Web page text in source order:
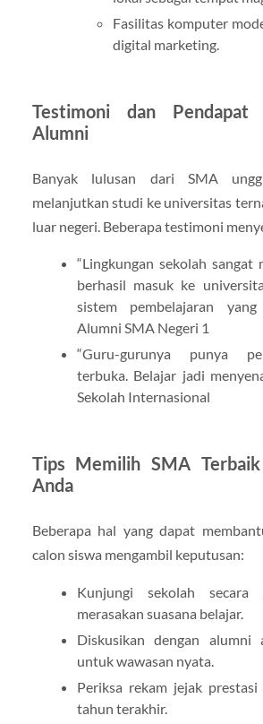
Fasilitas komputer
digital marketing.
Testimoni dan Pendapat
Alumni
Banyak lulusan dari SMA
melanjutkan studi ke universitas
luar negeri. Beberapa testimoni
“Lingkungan sekolah sangat
berhasil masuk ke
sistem pembelajaran
Alumni SMA Negeri 1
“Guru-gurunya punya
terbuka. Belajar jadi
Sekolah Internasional
Tips Memilih SMA
Anda
Beberapa hal yang dapat
calon siswa mengambil keputusan:
Kunjungi sekolah secara
merasakan suasana belajar.
Diskusikan dengan
untuk wawasan nyata.
Periksa rekam jejak
tahun terakhir.